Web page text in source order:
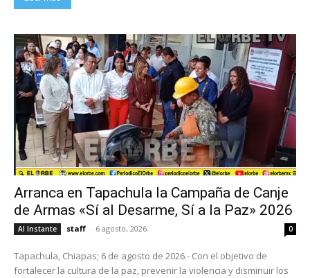
Arranca en Tapachula la Campaña de Canje
de Armas «Sí al Desarme, Sí a la Paz» 2026
Al Instante staff - 6 agosto, 2026 0
Tapachula, Chiapas; 6 de agosto de 2026.- Con el objetivo de
fortalecer la cultura de la paz, prevenir la violencia y disminuir los